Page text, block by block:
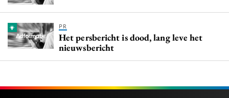
PR
Het persbericht is dood, lang leve het
nieuwsbericht